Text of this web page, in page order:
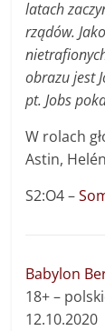
latach
rządów.
obrazu jest
pt. Jobs
W rolach
Astin,
S2:O4 –
Babylon
18+ –
12.10.2020